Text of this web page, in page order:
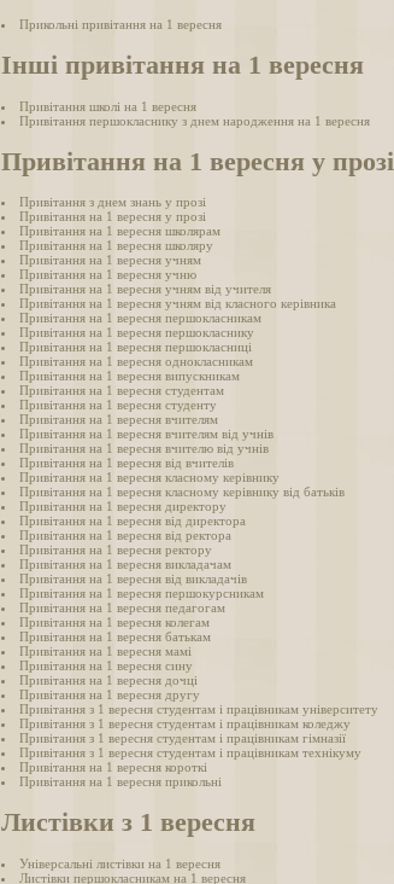
Прикольні привітання на 1 вересня
Інші привітання на 1 вересня
Привітання школі на 1 вересня
Привітання першокласнику з днем народження на 1 вересня
Привітання на 1 вересня у прозі
Привітання з днем знань у прозі
Привітання на 1 вересня у прозі
Привітання на 1 вересня школярам
Привітання на 1 вересня школяру
Привітання на 1 вересня учням
Привітання на 1 вересня учню
Привітання на 1 вересня учням від учителя
Привітання на 1 вересня учням від класного керівника
Привітання на 1 вересня першокласникам
Привітання на 1 вересня першокласнику
Привітання на 1 вересня першокласниці
Привітання на 1 вересня однокласникам
Привітання на 1 вересня випускникам
Привітання на 1 вересня студентам
Привітання на 1 вересня студенту
Привітання на 1 вересня вчителям
Привітання на 1 вересня вчителям від учнів
Привітання на 1 вересня вчителю від учнів
Привітання на 1 вересня від вчителів
Привітання на 1 вересня класному керівнику
Привітання на 1 вересня класному керівнику від батьків
Привітання на 1 вересня директору
Привітання на 1 вересня від директора
Привітання на 1 вересня від ректора
Привітання на 1 вересня ректору
Привітання на 1 вересня викладачам
Привітання на 1 вересня від викладачів
Привітання на 1 вересня першокурсникам
Привітання на 1 вересня педагогам
Привітання на 1 вересня колегам
Привітання на 1 вересня батькам
Привітання на 1 вересня мамі
Привітання на 1 вересня сину
Привітання на 1 вересня дочці
Привітання на 1 вересня другу
Привітання з 1 вересня студентам і працівникам університету
Привітання з 1 вересня студентам і працівникам коледжу
Привітання з 1 вересня студентам і працівникам гімназії
Привітання з 1 вересня студентам і працівникам технікуму
Привітання на 1 вересня короткі
Привітання на 1 вересня прикольні
Листівки з 1 вересня
Універсальні листівки на 1 вересня
Листівки першокласникам на 1 вересня